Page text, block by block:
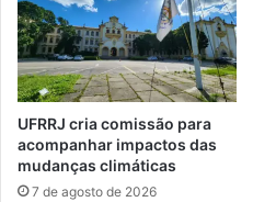
g
o
r
a
i
n
c
e
d
UFRRJ cria comissão para
acompanhar impactos das
mudanças climáticas
7 de agosto de 2026